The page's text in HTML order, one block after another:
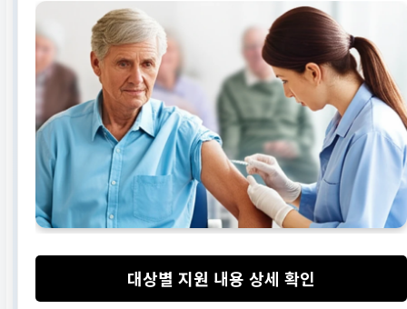
대상별 지원 내용 상세 확인